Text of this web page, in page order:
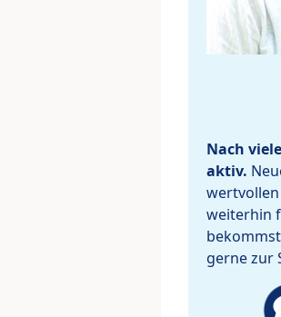
Nach
aktiv.
weiterhin
gerne zur